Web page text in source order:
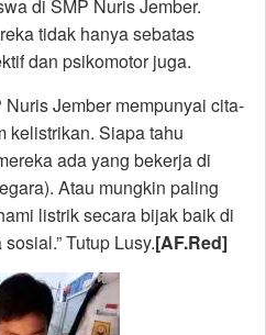
di SMP Nuris Jember.
tidak hanya sebatas
dan psikomotor juga.
Jember mempunyai cita-
kelistrikan. Siapa tahu
ada yang bekerja di
Atau mungkin paling
listrik secara bijak baik di
Tutup Lusy.[AF.Red]